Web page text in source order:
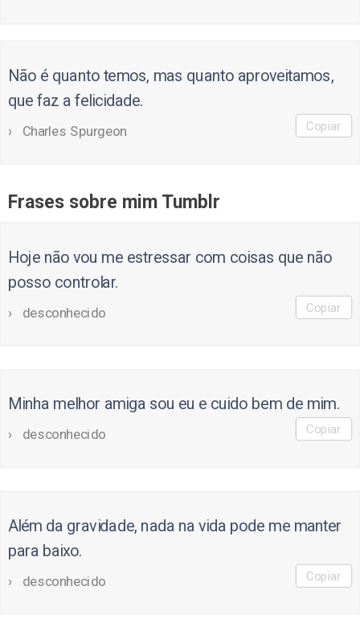
Não é quanto temos, mas quanto aproveitamos,
que faz a felicidade.
Charles Spurgeon Copiar
Frases sobre mim Tumblr
Hoje não vou me estressar com coisas que não
posso controlar.
desconhecido Copiar
Minha melhor amiga sou eu e cuido bem de mim.
desconhecido Copiar
Além da gravidade, nada na vida pode me manter
para baixo.
desconhecido Copiar